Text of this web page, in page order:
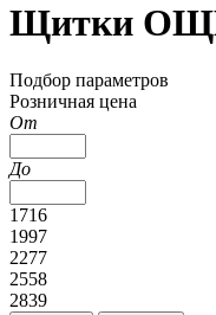
Щитки
Подбор параметров
Розничная цена
От
До
1716
1997
2277
2558
2839